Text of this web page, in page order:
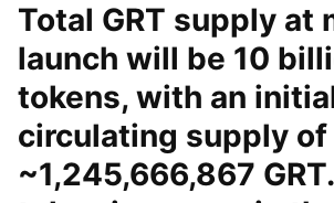
Total GRT supply at
launch will be 10
tokens, with an
circulating supply of
~1,245,666,867